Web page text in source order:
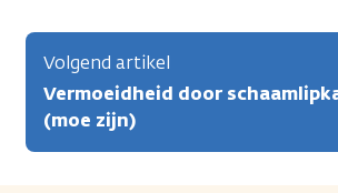
Volgend artikel
Vermoeidheid door
(moe zijn)